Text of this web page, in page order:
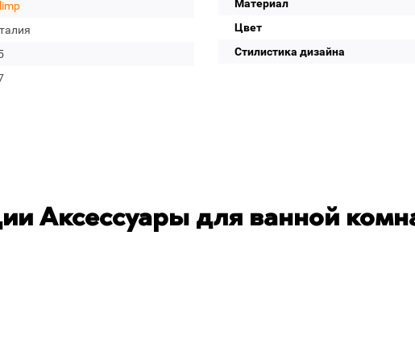
Материал
Цвет
Стилистика дизайна
Аксессуары для ванной